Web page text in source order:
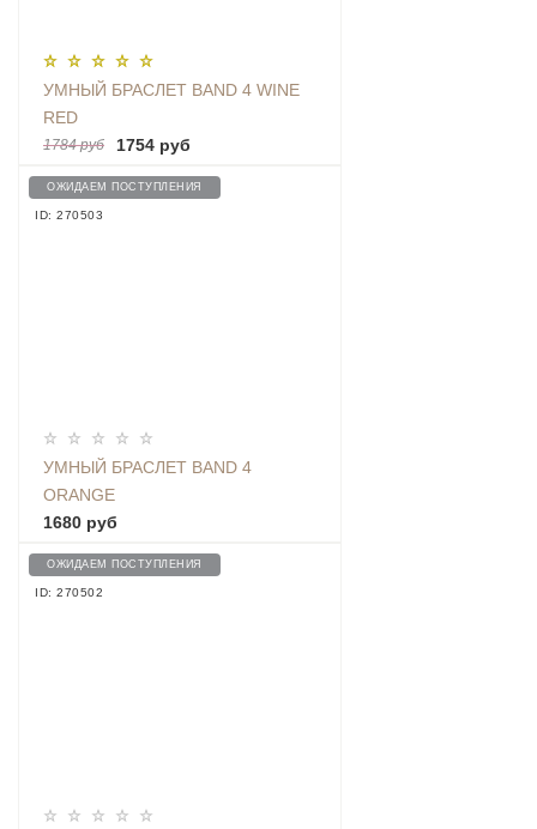
УМНЫЙ БРАСЛЕТ BAND 4 WINE
RED
1784 руб 1754 руб
ОЖИДАЕМ ПОСТУПЛЕНИЯ
ID: 270503
УМНЫЙ БРАСЛЕТ BAND 4
ORANGE
1680 руб
ОЖИДАЕМ ПОСТУПЛЕНИЯ
ID: 270502